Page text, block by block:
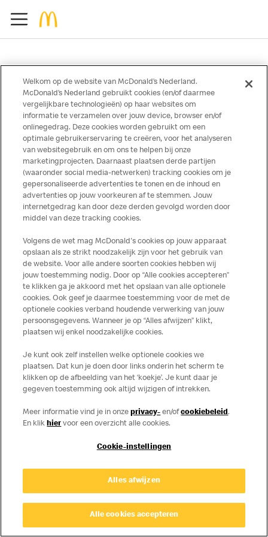
Over ons
Services
Contact
Disclaimer
Privacy Cookies
© Copyright © 2026 McDonald's Nederland.
Welkom op de website van McDonald’s Nederland.
McDonald’s Nederland gebruikt cookies (en/of daarmee
vergelijkbare technologieën) op haar websites om
informatie te verzamelen over jouw device, browser en/of
onlinegedrag. Deze cookies worden gebruikt om een
optimale gebruikerservaring te creëren, voor het analyseren
van websitegebruik en om ons te helpen bij onze
marketingprojecten. Daarnaast plaatsen derde partijen
(waaronder social media-netwerken) tracking cookies om je
gepersonaliseerde advertenties te tonen en de inhoud en
advertenties op jouw voorkeuren af te stemmen. Jouw
internetgedrag kan door deze derden gevolgd worden door
middel van deze tracking cookies.
Volgens de wet mag McDonald's cookies op jouw apparaat
opslaan als ze strikt noodzakelijk zijn voor het gebruik van
de website. Voor alle andere soorten cookies hebben wij
jouw toestemming nodig. Door op “Alle cookies accepteren”
te klikken ga je akkoord met het opslaan van alle optionele
cookies. Ook geef je daarmee toestemming voor de met de
optionele cookies verband houdende verwerking van jouw
persoonsgegevens. Wanneer je op “Alles afwijzen” klikt,
plaatsen wij enkel noodzakelijke cookies.
Je kunt ook zelf instellen welke optionele cookies we
plaatsen. Dat kun je doen door links onderin het scherm te
klikken op de afbeelding van het ‘koekje’. Je kunt daar je
gegeven toestemming ook altijd wijzigen of intrekken.
Meer informatie vind je in onzeprivacy- en/ofcookiebeleid.
En klikhier voor een overzicht alle cookies.
Cookie-instellingen
Alles afwijzen
Alle cookies accepteren